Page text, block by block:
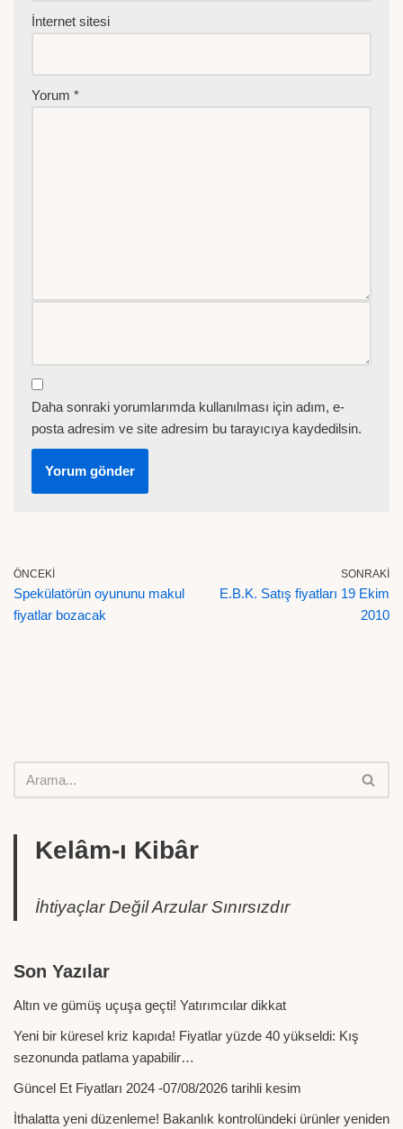
İnternet sitesi
Yorum *
Daha sonraki yorumlarımda kullanılması için adım, e-
posta adresim ve site adresim bu tarayıcıya kaydedilsin.
ÖNCEKI
Spekülatörün oyununu makul
fiyatlar bozacak
SONRAKI
E.B.K. Satış fiyatları 19 Ekim
2010
Kelâm-ı Kibâr
İhtiyaçlar Değil Arzular Sınırsızdır
Son Yazılar
Altın ve gümüş uçuşa geçti! Yatırımcılar dikkat
Yeni bir küresel kriz kapıda! Fiyatlar yüzde 40 yükseldi: Kış
sezonunda patlama yapabilir…
Güncel Et Fiyatları 2024 -07/08/2026 tarihli kesim
İthalatta yeni düzenleme! Bakanlık kontrolündeki ürünler yeniden